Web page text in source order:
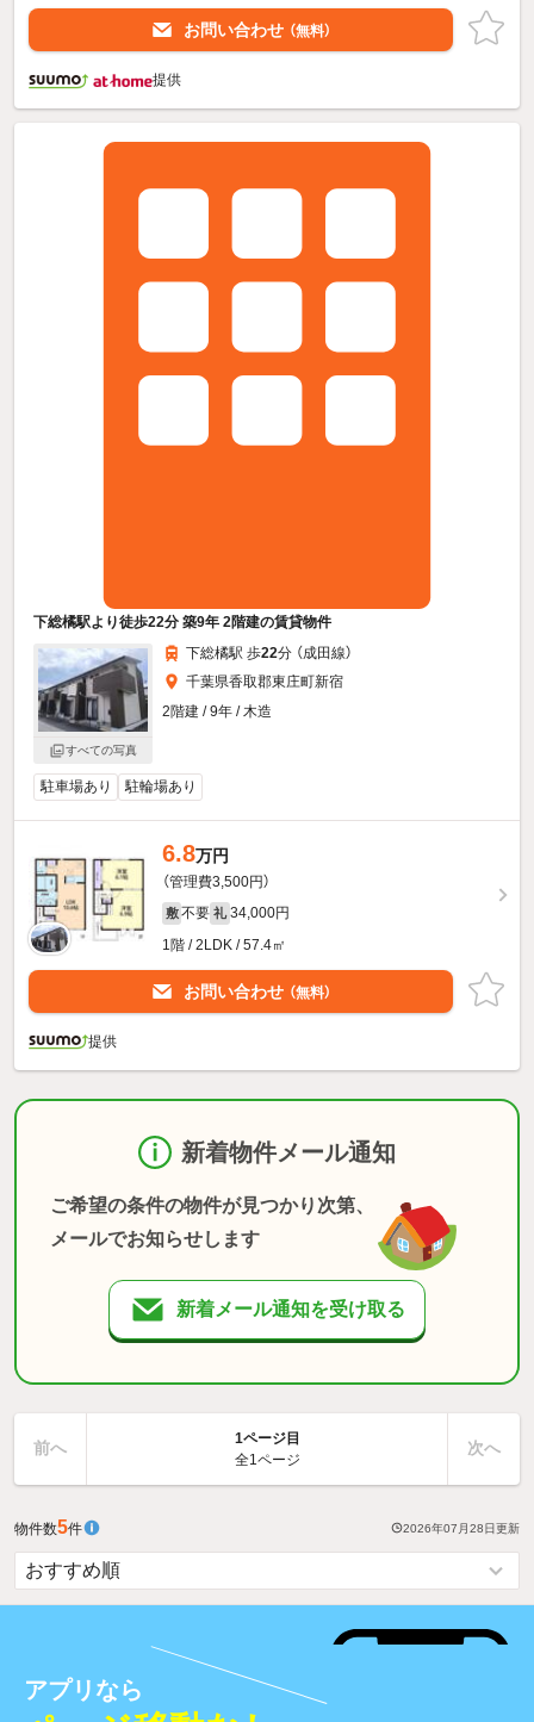
お問い合わせ （無料）
提供
下総橘駅より徒歩22分 築9年 2階建の賃貸物件
すべての写真
下総橘駅 歩22分 （成田線）
千葉県香取郡東庄町新宿
2階建 / 9年 / 木造
駐車場あり 駐輪場あり
6.8万円
（管理費3,500円）
敷 不要 礼 34,000円
1階 / 2LDK / 57.4㎡
お問い合わせ （無料）
提供
新着物件メール通知
ご希望の条件の物件が見つかり次第、
メールでお知らせします
新着メール通知を受け取る
前へ
1ページ目
全1ページ
次へ
物件数5件 2026年07月28日更新
アプリなら